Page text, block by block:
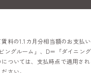
料の1.1カ月分相当額のお支払
グルーム」、D＝「ダイニン
ついては、支払時点で適用さ